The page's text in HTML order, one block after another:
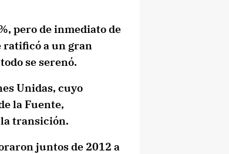
pero de inmediato de
ratificó a un gran
se serenó.
Unidas, cuyo
la Fuente,
transición.
juntos de 2012 a